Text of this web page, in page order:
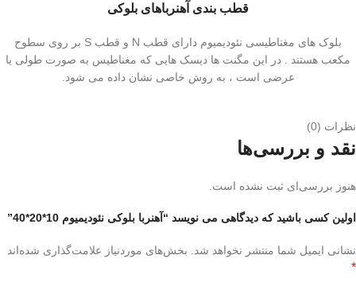
قطب بندی آهنرباهای بلوکی
بلوک های مغناطیسی نئودیمیوم دارای قطب N و قطب S بر روی سطوح
مکعب هستند . در این مگنت ها دیسک هایی که مغناطیس به صورت طولی یا
عرضی است ، به روش خاصی نشان داده می شود.
نظرات (0)
نقد و بررسی‌ها
هنوز بررسی‌ای ثبت نشده است.
اولین کسی باشید که دیدگاهی می نویسد “آهنربا بلوکی نئودیمیوم 10*20*40”
نشانی ایمیل شما منتشر نخواهد شد. بخش‌های موردنیاز علامت‌گذاری شده‌اند
*